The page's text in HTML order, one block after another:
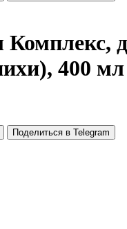
Комплекс,
400 мл
Поделиться в Telegram